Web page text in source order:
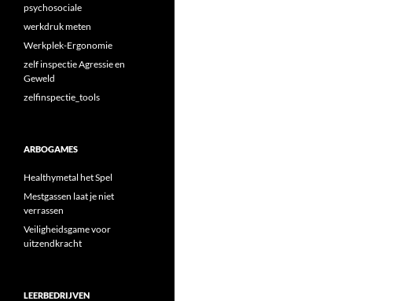
psychosociale
werkdruk meten
Werkplek-Ergonomie
zelf inspectie Agressie en
Geweld
zelfinspectie_tools
ARBOGAMES
Healthymetal het Spel
Mestgassen laat je niet
verrassen
Veiligheidsgame voor
uitzendkracht
LEERBEDRIJVEN